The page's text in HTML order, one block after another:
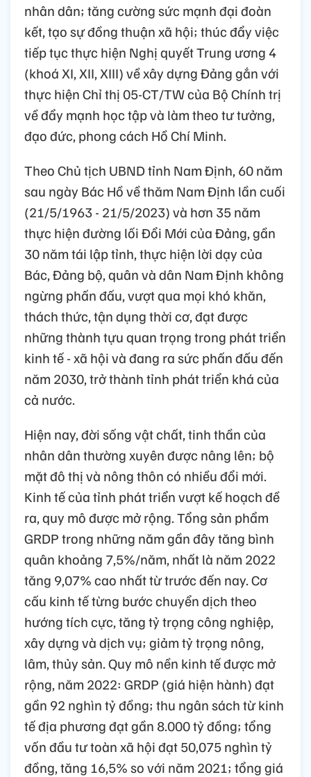
nhân dân; tăng cường sức mạnh đại đoàn
kết, tạo sự đồng thuận xã hội; thúc đẩy việc
tiếp tục thực hiện Nghị quyết Trung ương 4
(khoá XI, XII, XIII) về xây dựng Đảng gắn với
thực hiện Chỉ thị 05-CT/TW của Bộ Chính trị
về đẩy mạnh học tập và làm theo tư tưởng,
đạo đức, phong cách Hồ Chí Minh.
Theo Chủ tịch UBND tỉnh Nam Định, 60 năm
sau ngày Bác Hồ về thăm Nam Định lần cuối
(21/5/1963 - 21/5/2023) và hơn 35 năm
thực hiện đường lối Đổi Mới của Đảng, gần
30 năm tái lập tỉnh, thực hiện lời dạy của
Bác, Đảng bộ, quân và dân Nam Định không
ngừng phấn đấu, vượt qua mọi khó khăn,
thách thức, tận dụng thời cơ, đạt được
những thành tựu quan trọng trong phát triển
kinh tế - xã hội và đang ra sức phấn đấu đến
năm 2030, trở thành tỉnh phát triển khá của
cả nước.
Hiện nay, đời sống vật chất, tinh thần của
nhân dân thường xuyên được nâng lên; bộ
mặt đô thị và nông thôn có nhiều đổi mới.
Kinh tế của tỉnh phát triển vượt kế hoạch đề
ra, quy mô được mở rộng. Tổng sản phẩm
GRDP trong những năm gần đây tăng bình
quân khoảng 7,5%/năm, nhất là năm 2022
tăng 9,07% cao nhất từ trước đến nay. Cơ
cấu kinh tế từng bước chuyển dịch theo
hướng tích cực, tăng tỷ trọng công nghiệp,
xây dựng và dịch vụ; giảm tỷ trọng nông,
lâm, thủy sản. Quy mô nền kinh tế được mở
rộng, năm 2022: GRDP (giá hiện hành) đạt
gần 92 nghìn tỷ đồng; thu ngân sách từ kinh
tế địa phương đạt gần 8.000 tỷ đồng; tổng
vốn đầu tư toàn xã hội đạt 50,075 nghìn tỷ
đồng, tăng 16,5% so với năm 2021; tổng giá